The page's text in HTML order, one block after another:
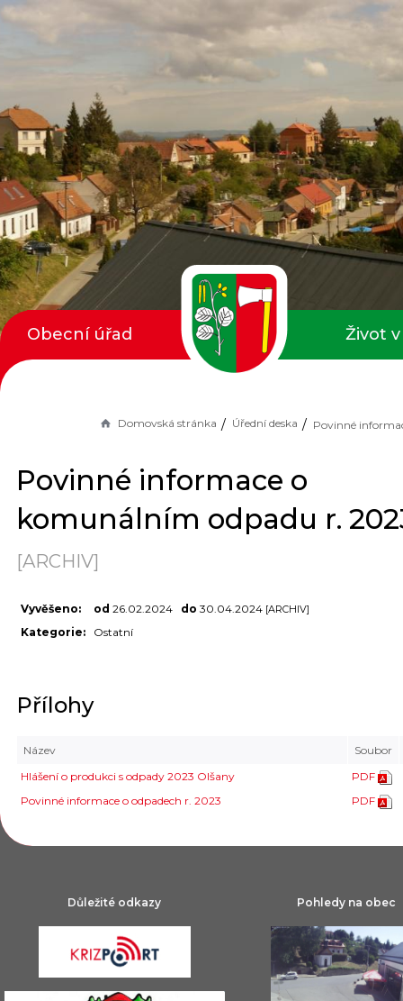
Domovská stránka Úřední deska
Povinné informace o
komunálním odpadu r.
[ARCHIV]
Vyvěšeno: od 26.02.2024 do 30.04.2024 [ARCHIV]
Kategorie: Ostatní
Přílohy
Název
Soubor
Hlášení o produkci s odpady 2023 Olšany
PDF
Povinné informace o odpadech r. 2023
PDF
Obecní úřad Život
Důležité odkazy Pohledy na obec